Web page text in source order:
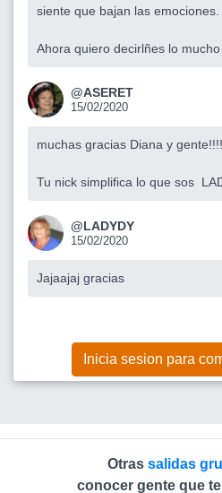
siente que bajan las emociones.
Ahora quiero decirlñes lo
@ASERET
15/02/2020
muchas gracias Diana y gente!!!!
Tu nick simplifica lo que sos
@LADYDY
15/02/2020
Jajaajaj gracias
Inicia sesion para
Otras salidas
conocer gente que